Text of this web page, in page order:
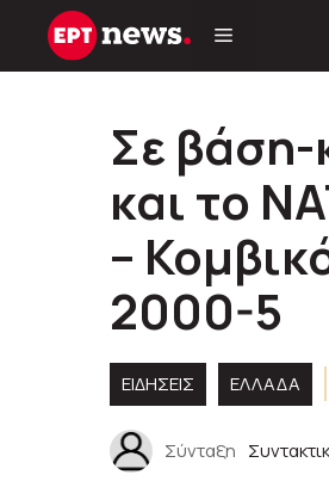
Μετάβαση
Σε βάση-
και το
–
2000-5
ΕΙΔΗΣΕΙΣ ΕΛΛΑΔΑ
Σύνταξη